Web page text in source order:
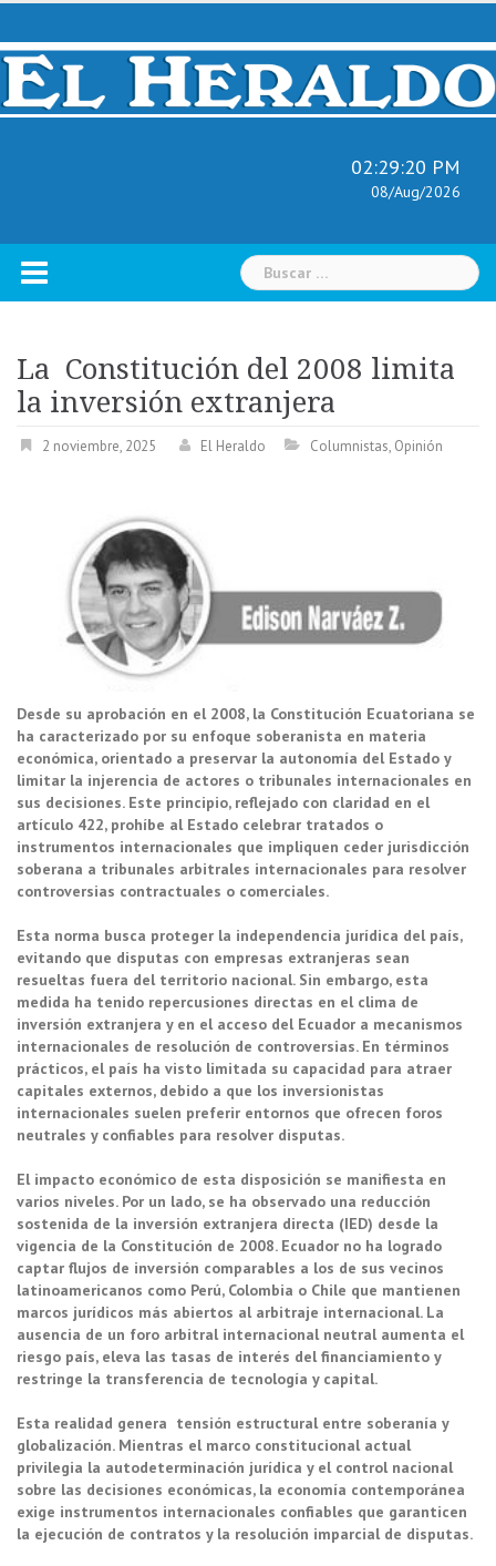
Skip
content
02:29:21 PM
08/Aug/2026
Buscar:
La Constitución del 2008 limita
la inversión extranjera
2 noviembre, 2025 El Heraldo Columnistas, Opinión
Desde su aprobación en el 2008, la Constitución Ecuatoriana se
ha caracterizado por su enfoque soberanista en materia
económica, orientado a preservar la autonomía del Estado y
limitar la injerencia de actores o tribunales internacionales en
sus decisiones. Este principio, reflejado con claridad en el
artículo 422, prohíbe al Estado celebrar tratados o
instrumentos internacionales que impliquen ceder jurisdicción
soberana a tribunales arbitrales internacionales para resolver
controversias contractuales o comerciales.
Esta norma busca proteger la independencia jurídica del país,
evitando que disputas con empresas extranjeras sean
resueltas fuera del territorio nacional. Sin embargo, esta
medida ha tenido repercusiones directas en el clima de
inversión extranjera y en el acceso del Ecuador a mecanismos
internacionales de resolución de controversias. En términos
prácticos, el país ha visto limitada su capacidad para atraer
capitales externos, debido a que los inversionistas
internacionales suelen preferir entornos que ofrecen foros
neutrales y confiables para resolver disputas.
El impacto económico de esta disposición se manifiesta en
varios niveles. Por un lado, se ha observado una reducción
sostenida de la inversión extranjera directa (IED) desde la
vigencia de la Constitución de 2008. Ecuador no ha logrado
captar flujos de inversión comparables a los de sus vecinos
latinoamericanos como Perú, Colombia o Chile que mantienen
marcos jurídicos más abiertos al arbitraje internacional. La
ausencia de un foro arbitral internacional neutral aumenta el
riesgo país, eleva las tasas de interés del financiamiento y
restringe la transferencia de tecnología y capital.
Esta realidad genera tensión estructural entre soberanía y
globalización. Mientras el marco constitucional actual
privilegia la autodeterminación jurídica y el control nacional
sobre las decisiones económicas, la economía contemporánea
exige instrumentos internacionales confiables que garanticen
la ejecución de contratos y la resolución imparcial de disputas.